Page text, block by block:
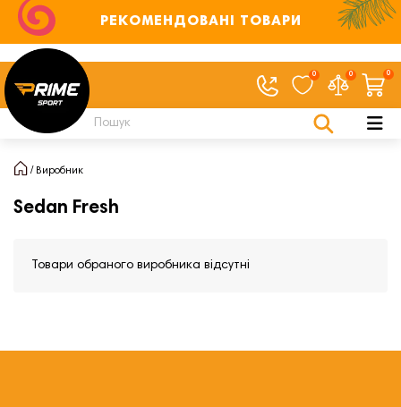
РЕКОМЕНДОВАНІ ТОВАРИ
0 0 0
Виробник
Sedan Fresh
Товари обраного виробника відсутні